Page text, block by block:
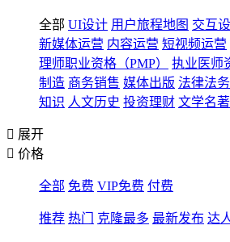
全部 UI设计 用户旅程地图 交互
新媒体运营 内容运营 短视频运营
理师职业资格（PMP）
执业医师
制造 商务销售 媒体出版 法律法务
知识 人文历史 投资理财 文学名著
 展开
 价格
全部 免费 VIP免费 付费
推荐 热门 克隆最多 最新发布 达